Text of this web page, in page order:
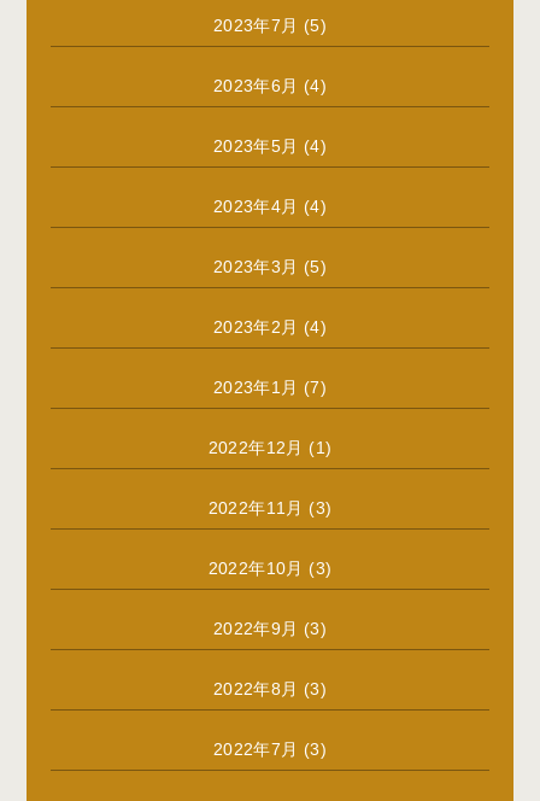
2023年7月 (5)
2023年6月 (4)
2023年5月 (4)
2023年4月 (4)
2023年3月 (5)
2023年2月 (4)
2023年1月 (7)
2022年12月 (1)
2022年11月 (3)
2022年10月 (3)
2022年9月 (3)
2022年8月 (3)
2022年7月 (3)